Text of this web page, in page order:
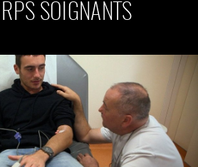
SOIGNANTS